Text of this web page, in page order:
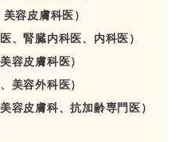
容皮膚科医）
、腎臓内科医、内科医）
容皮膚科医）
美容外科医）
容皮膚科、抗加齢専門医）